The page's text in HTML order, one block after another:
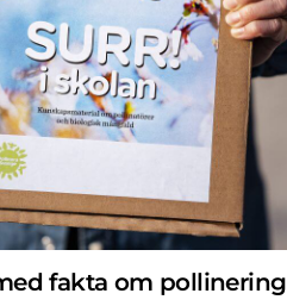
fakta om pollinering